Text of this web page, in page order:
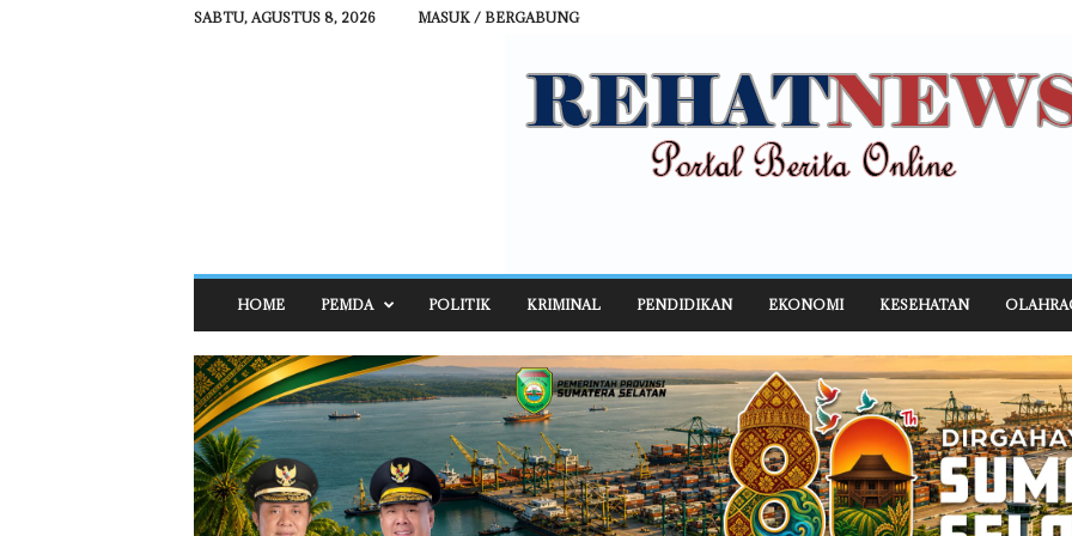
SABTU, AGUSTUS 8, 2026 MASUK / BERGABUNG
H
A
T
N
E
W
S
HOME PEMDA POLITIK KRIMINAL PENDIDIKAN EKONOMI KESEHATAN